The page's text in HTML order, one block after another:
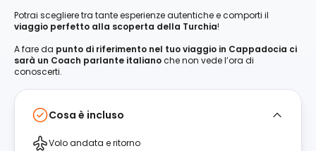
Potrai scegliere tra tante esperienze autentiche e comporti il
viaggio perfetto alla scoperta della Turchia!
A fare da punto di riferimento nel tuo viaggio in Cappadocia ci
sarà un Coach parlante italianoche non vede l’ora di
conoscerti.
Cosa è incluso
Volo andata e ritorno